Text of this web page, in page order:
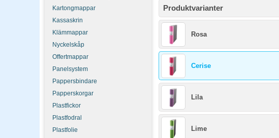
Kartongmappar
Kassaskrin
Klämmappar
Nyckelskåp
Offertmappar
Panelsystem
Pappersbindare
Papperskorgar
Plastfickor
Plastfodral
Plastfolie
Produktvarianter
Rosa
Cerise
Lila
Lime